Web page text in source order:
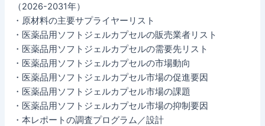
（2026-2031年）
・原材料の主要サプライヤーリスト
・医薬品用ソフトジェルカプセルの販売業者リスト
・医薬品用ソフトジェルカプセルの需要先リスト
・医薬品用ソフトジェルカプセルの市場動向
・医薬品用ソフトジェルカプセル市場の促進要因
・医薬品用ソフトジェルカプセル市場の課題
・医薬品用ソフトジェルカプセル市場の抑制要因
・本レポートの調査プログラム／設計